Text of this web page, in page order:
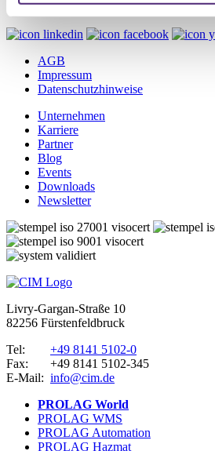
PROLAG Transport
AGB
Impressum
Datenschutzhinweise
Unternehmen
Karriere
Partner
Blog
Events
Downloads
Newsletter
Livry-Gargan-Straße 10
82256 Fürstenfeldbruck
Tel:
+49 8141 5102-0
Fax:
+49 8141 5102-345
E-Mail: info@cim.de
PROLAG World
PROLAG WMS
PROLAG Automation
PROLAG Hazmat